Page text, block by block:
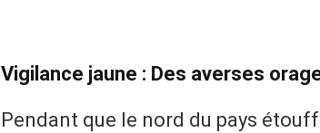
Vigilance jaune : Des averses
Pendant que le nord du pays